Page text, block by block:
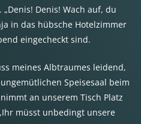
Denis! Wach auf, du
in das hübsche Hotelzimmer
eingecheckt sind.
meines Albtraumes leidend,
Speisesaal beim
an unserem Tisch Platz
müsst unbedingt unsere